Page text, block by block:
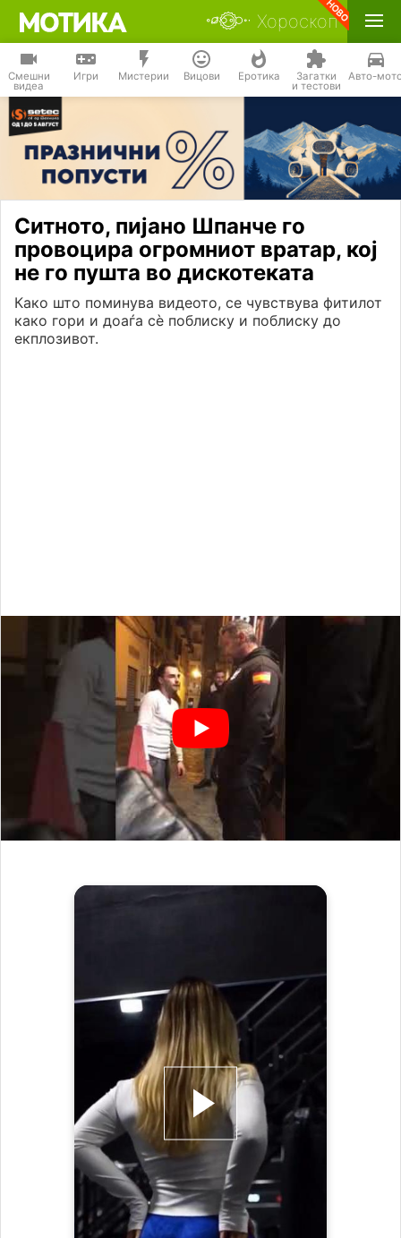
Хороскоп
Смешни
видеа
Игри Мистерии Вицови Еротика Загатки
и тестови
Авто-
Ситното, пијано Шпанче го
провоцира огромниот вратар, кој
не го пушта во дискотеката
Како што поминува видеото, се чувствува фитилот
како гори и доаѓа сѐ поблиску и поблиску до
екплозивот.